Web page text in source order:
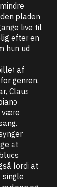
pladen
live til
efter en
hun ud
af
genren.
Claus
være
at
fordi at
single